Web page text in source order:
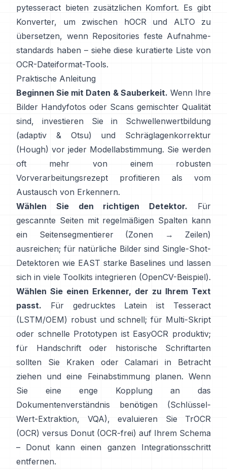
pytesseract bieten zusätzlichen Komfort. Es gibt
Konverter, um zwischen hOCR und ALTO zu
übersetzen, wenn Repositories feste Aufnahme-
standards haben – siehe diese kuratierte Liste von
OCR-Dateiformat-Tools.
Praktische Anleitung
Beginnen Sie mit Daten & Sauberkeit. Wenn Ihre
Bilder Handyfotos oder Scans gemischter Qualität
sind, investieren Sie in Schwellenwertbildung
(adaptiv & Otsu) und Schräglagenkorrektur
(Hough) vor jeder Modellabstimmung. Sie werden
oft mehr von einem robusten
Vorverarbeitungsrezept profitieren als vom
Austausch von Erkennern.
Wählen Sie den richtigen Detektor. Für
gescannte Seiten mit regelmäßigen Spalten kann
ein Seitensegmentierer (Zonen → Zeilen)
ausreichen; für natürliche Bilder sind Single-Shot-
Detektoren wie EAST starke Baselines und lassen
sich in viele Toolkits integrieren (OpenCV-Beispiel).
Wählen Sie einen Erkenner, der zu Ihrem Text
passt. Für gedrucktes Latein ist
Tesseract
(LSTM/OEM) robust und schnell; für Multi-Skript
oder schnelle Prototypen ist EasyOCR produktiv;
für Handschrift oder historische Schriftarten
sollten Sie
Kraken oder Calamari
in Betracht
ziehen und eine Feinabstimmung planen. Wenn
Sie eine enge Kopplung an das
Dokumentenverständnis benötigen (Schlüssel-
Wert-Extraktion, VQA), evaluieren Sie
TrOCR
(OCR) versus Donut (OCR-frei) auf Ihrem Schema
– Donut kann einen ganzen Integrationsschritt
entfernen.